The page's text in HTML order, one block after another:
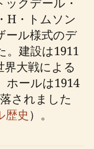
H・トムソン
ール様式のデ
。建設は1911
大戦による
ホールは1914
されました
歴史 ）。